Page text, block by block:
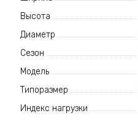
Высота
Диаметр
Сезон
Модель
Типоразмер
Индекс нагрузки